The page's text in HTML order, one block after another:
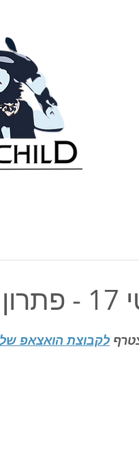
לקבוצת הואצאפ של